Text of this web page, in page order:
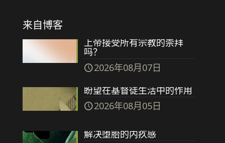
来自博客
上帝接受所有宗教的崇拜
吗？
2026年08月07日
盼望在基督徒生活中的作用
2026年08月05日
解决堕胎的内疚感